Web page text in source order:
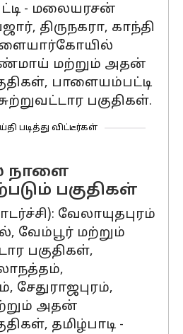
- மலையரசன்
திருநகரா, காந்தி
மற்றும் அதன்
பாளையம்பட்டி
பகுதிகள்.
படித்து விட்டீர்கள்
நாளை
பகுதிகள்
வேலாயுதபுரம்
வேம்பூர் மற்றும்
பகுதிகள்,
அதன்
தமிழ்பாடி -